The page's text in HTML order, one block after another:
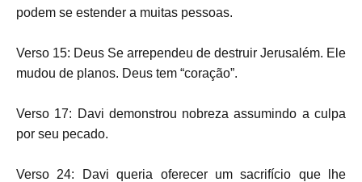
podem se estender a muitas pessoas.
Verso 15: Deus Se arrependeu de destruir Jerusalém. Ele
mudou de planos. Deus tem “coração”.
Verso 17: Davi demonstrou nobreza assumindo a culpa
por seu pecado.
Verso 24: Davi queria oferecer um sacrifício que lhe